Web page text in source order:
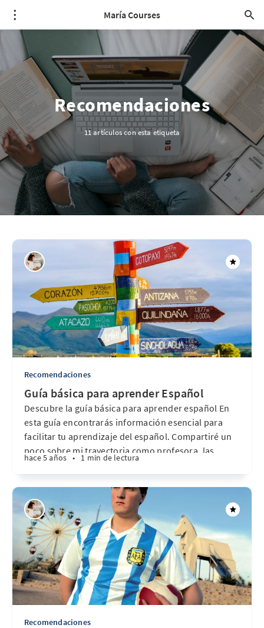
María Courses
Recomendaciones
11 artículos con esta etiqueta
Recomendaciones
Guía básica para aprender Español
Descubre la guía básica para aprender español En
esta guía encontrarás información esencial para
facilitar tu aprendizaje del español. Compartiré un
poco sobre mi trayectoria como profesora, las
organizar mejor tus estudios. Además, te
recomendaré libros
hace 5 años • 1 min de lectura
Recomendaciones